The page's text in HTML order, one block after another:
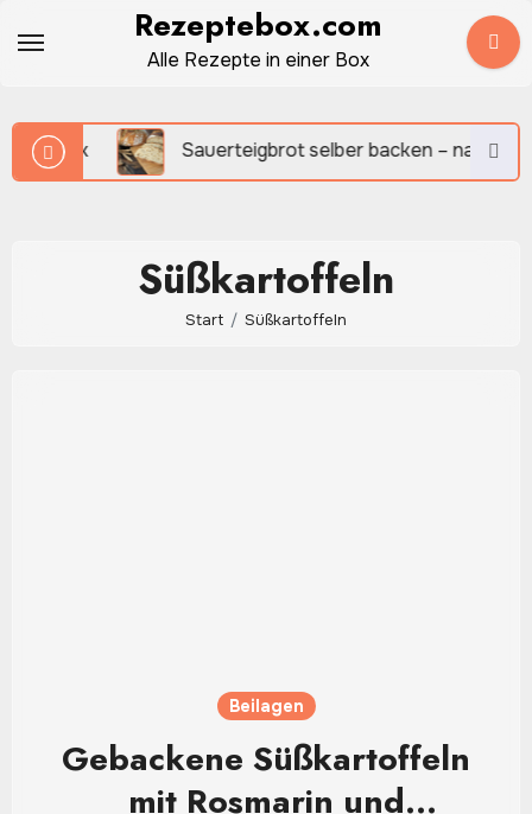
Inhalt
Rezeptebox.com
Alle Rezepte in einer Box
Sauerteigbrot selber backen – natürlich,
Süßkartoffeln
Start Süßkartoffeln
Beilagen
Gebackene Süßkartoffeln
mit Rosmarin und